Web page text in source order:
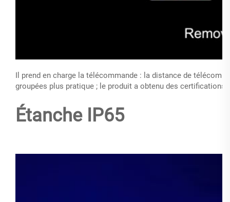
Il prend en charge la télécommande : la distance de
groupées plus pratique ; le produit a obtenu des
Étanche IP65